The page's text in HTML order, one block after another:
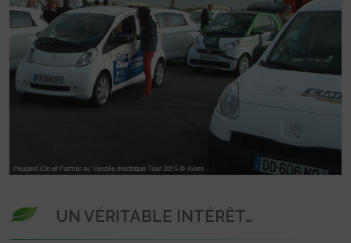
UN VÉRITABLE INTÉRÊT…